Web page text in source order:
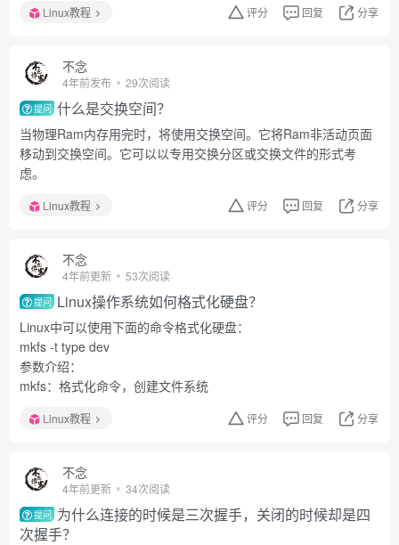
Linux教程 评分 回复 分享
不念
4年前发布 29次阅读
提问 什么是交换空间？
当物理Ram内存用完时，将使用交换空间。它将Ram非活动页面
移动到交换空间。它可以以专用交换分区或交换文件的形式考
虑。
Linux教程 评分 回复 分享
不念
4年前更新 53次阅读
提问 Linux操作系统如何格式化硬盘？
Linux中可以使用下面的命令格式化硬盘：
mkfs -t type dev
参数介绍：
mkfs：格式化命令，创建文件系统
Linux教程 评分 回复 分享
不念
4年前更新 34次阅读
提问 为什么连接的时候是三次握手，关闭的时候却是四
次握手？